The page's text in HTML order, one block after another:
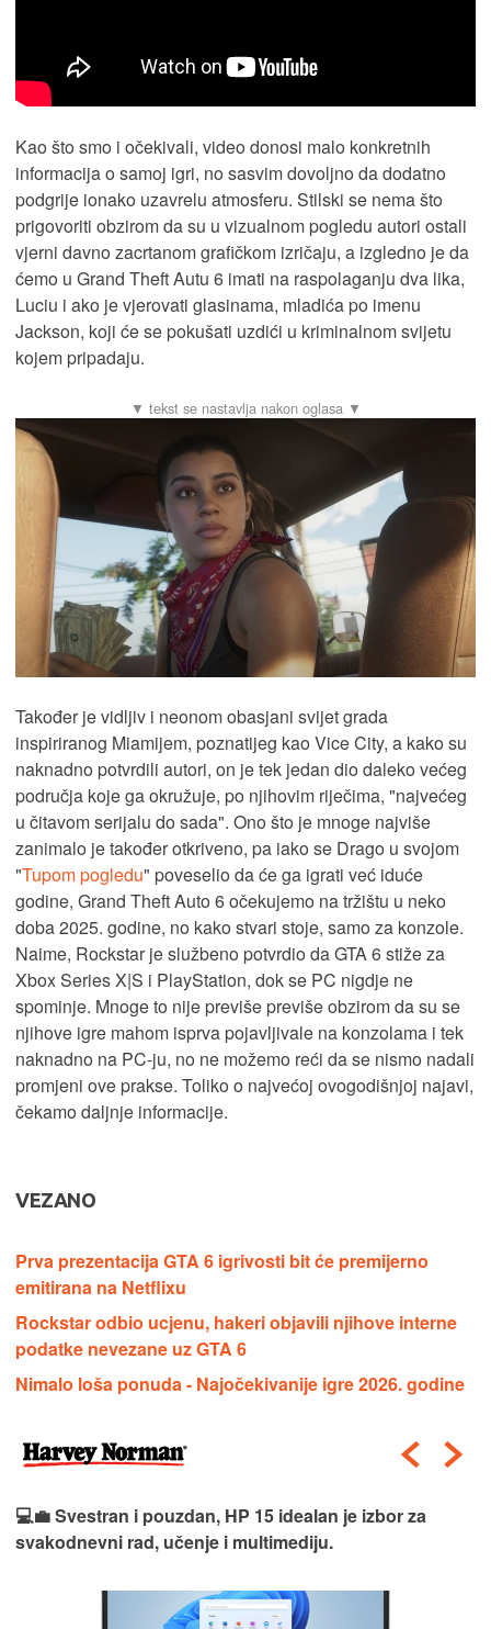
Kao što smo i očekivali, video donosi malo konkretnih
informacija o samoj igri, no sasvim dovoljno da dodatno
podgrije ionako uzavrelu atmosferu. Stilski se nema što
prigovoriti obzirom da su u vizualnom pogledu autori ostali
vjerni davno zacrtanom grafičkom izričaju, a izgledno je da
ćemo u Grand Theft Autu 6 imati na raspolaganju dva lika,
Luciu i ako je vjerovati glasinama, mladića po imenu
Jackson, koji će se pokušati uzdići u kriminalnom svijetu
kojem pripadaju.
Također je vidljiv i neonom obasjani svijet grada
inspiriranog Miamijem, poznatijeg kao Vice City, a kako su
naknadno potvrdili autori, on je tek jedan dio daleko većeg
područja koje ga okružuje, po njihovim riječima, "najvećeg
u čitavom serijalu do sada". Ono što je mnoge najviše
zanimalo je također otkriveno, pa iako se Drago u svojom
"Tupom pogledu" poveselio da će ga igrati već iduće
godine, Grand Theft Auto 6 očekujemo na tržištu u neko
doba 2025. godine, no kako stvari stoje, samo za konzole.
Naime, Rockstar je službeno potvrdio da GTA 6 stiže za
Xbox Series X|S i PlayStation, dok se PC nigdje ne
spominje. Mnoge to nije previše previše obzirom da su se
njihove igre mahom isprva pojavljivale na konzolama i tek
naknadno na PC-ju, no ne možemo reći da se nismo nadali
promjeni ove prakse. Toliko o najvećoj ovogodišnjoj najavi,
čekamo daljnje informacije.
VEZANO
Prva prezentacija GTA 6 igrivosti bit će premijerno
emitirana na Netflixu
Rockstar odbio ucjenu, hakeri objavili njihove interne
podatke nevezane uz GTA 6
Nimalo loša ponuda - Najočekivanije igre 2026. godine
💻💼 Svestran i pouzdan, HP 15 idealan je izbor za
svakodnevni rad, učenje i multimediju.